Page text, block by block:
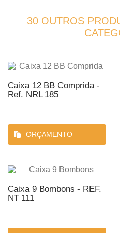
30 OUTROS
Caixa 12 BB Comprida -
Ref. NRL 185
ORÇAMENTO
Caixa 9 Bombons - REF.
NT 111